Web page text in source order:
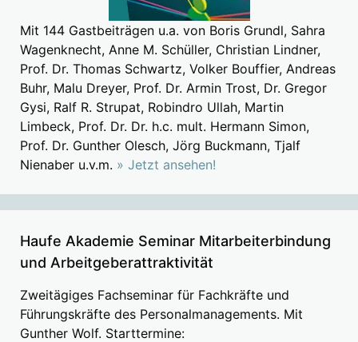
Mit 144 Gastbeiträgen u.a. von Boris Grundl, Sahra
Wagenknecht, Anne M. Schüller, Christian Lindner,
Prof. Dr. Thomas Schwartz, Volker Bouffier, Andreas
Buhr, Malu Dreyer, Prof. Dr. Armin Trost, Dr. Gregor
Gysi, Ralf R. Strupat, Robindro Ullah, Martin
Limbeck, Prof. Dr. Dr. h.c. mult. Hermann Simon,
Prof. Dr. Gunther Olesch, Jörg Buckmann, Tjalf
Nienaber u.v.m. » Jetzt ansehen!
Haufe Akademie Seminar Mitarbeiterbindung
und Arbeitgeberattraktivität
Zweitägiges Fachseminar für Fachkräfte und
Führungskräfte des Personalmanagements. Mit
Gunther Wolf. Starttermine: